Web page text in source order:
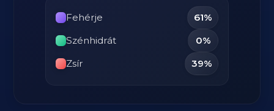
Fehérje
61%
Szénhidrát
0%
Zsír
39%